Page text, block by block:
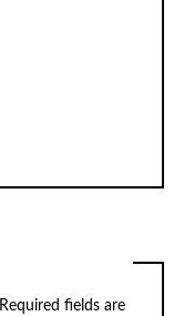
Required fields are